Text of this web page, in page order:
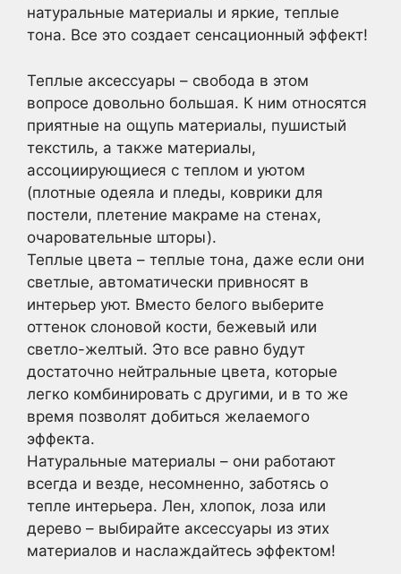
натуральные материалы и яркие, теплые
тона. Все это создает сенсационный эффект!
Теплые аксессуары – свобода в этом
вопросе довольно большая. К ним относятся
приятные на ощупь материалы, пушистый
текстиль, а также материалы,
ассоциирующиеся с теплом и уютом
(плотные одеяла и пледы, коврики для
постели, плетение макраме на стенах,
очаровательные шторы).
Теплые цвета – теплые тона, даже если они
светлые, автоматически привносят в
интерьер уют. Вместо белого выберите
оттенок слоновой кости, бежевый или
светло-желтый. Это все равно будут
достаточно нейтральные цвета, которые
легко комбинировать с другими, и в то же
время позволят добиться желаемого
эффекта.
Натуральные материалы – они работают
всегда и везде, несомненно, заботясь о
тепле интерьера. Лен, хлопок, лоза или
дерево – выбирайте аксессуары из этих
материалов и наслаждайтесь эффектом!